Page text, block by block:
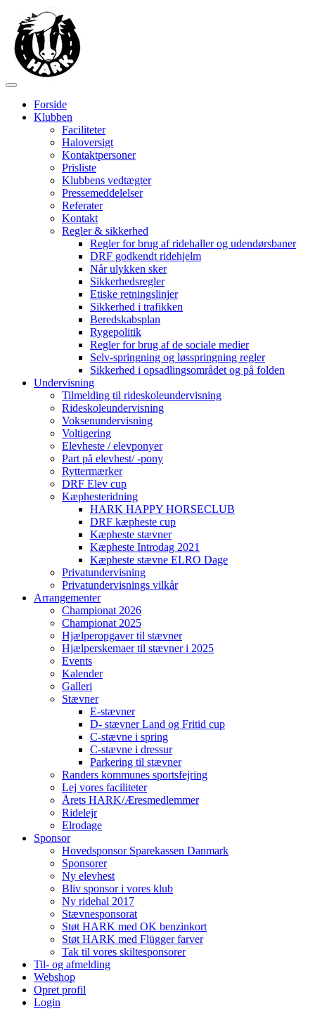
Forside
Klubben
Faciliteter
Haloversigt
Kontaktpersoner
Prisliste
Klubbens vedtægter
Pressemeddelelser
Referater
Kontakt
Regler & sikkerhed
Regler for brug af ridehaller og udendørsbaner
DRF godkendt ridehjelm
Når ulykken sker
Sikkerhedsregler
Etiske retningslinjer
Sikkerhed i trafikken
Beredskabsplan
Rygepolitik
Regler for brug af de sociale medier
Selv-springning og løsspringning regler
Sikkerhed i opsadlingsområdet og på folden
Undervisning
Tilmelding til rideskoleundervisning
Rideskoleundervisning
Voksenundervisning
Voltigering
Elevheste / elevponyer
Part på elevhest/ -pony
Ryttermærker
DRF Elev cup
Kæphesteridning
HARK HAPPY HORSECLUB
DRF kæpheste cup
Kæpheste stævner
Kæpheste Introdag 2021
Kæpheste stævne ELRO Dage
Privatundervisning
Privatundervisnings vilkår
Arrangementer
Championat 2026
Championat 2025
Hjælperopgaver til stævner
Hjælperskemaer til stævner i 2025
Events
Kalender
Galleri
Stævner
E-stævner
D- stævner Land og Fritid cup
C-stævne i spring
C-stævne i dressur
Parkering til stævner
Randers kommunes sportsfejring
Lej vores faciliteter
Årets HARK/Æresmedlemmer
Ridelejr
Elrodage
Sponsor
Hovedsponsor Sparekassen Danmark
Sponsorer
Ny elevhest
Bliv sponsor i vores klub
Ny ridehal 2017
Stævnesponsorat
Støt HARK med OK benzinkort
Støt HARK med Flügger farver
Tak til vores skiltesponsorer
Til- og afmelding
Webshop
Opret profil
Login